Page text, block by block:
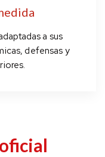
a sus
defensas y